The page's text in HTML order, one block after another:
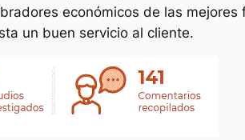
económicos de las
un buen servicio al cliente.